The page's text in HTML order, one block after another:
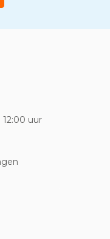
uur